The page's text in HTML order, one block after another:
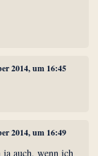
2014, um 16:45
2014, um 16:49
auch, wenn ich